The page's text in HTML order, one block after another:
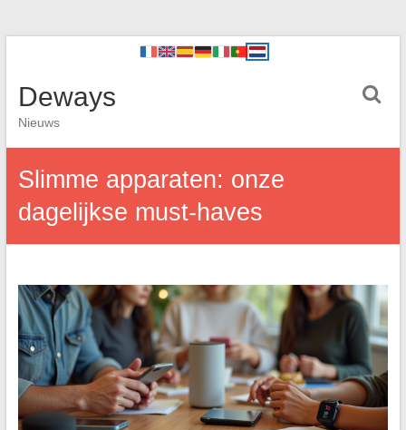
Deways
Nieuws
Slimme apparaten: onze
dagelijkse must-haves